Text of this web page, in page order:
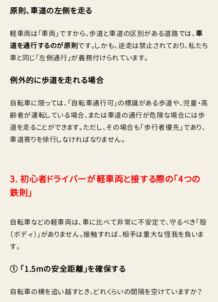
原則、車道の左側を走る
軽車両は「車両」ですから、歩道と車道の区別がある道路では、 車
道を通行するのが原則です。しかも、逆走は禁止されており、私たち
車と同じ「左側通行」が義務付けられています。
例外的に歩道を走れる場合
自転車に限っては、「自転車通行可」の標識がある歩道や、児童・高
齢者が運転している場合、または車道の通行が危険な場合には歩
道を走ることができます。ただし、その場合も「歩行者優先」であり、
車道寄りを徐行しなければなりません。
3. 初心者ドライバーが軽車両と接する際の「4つの
鉄則」
自転車などの軽車両は、車に比べて非常に不安定で、守るべき「殻
（ボディ）」がありません。接触すれば、相手は重大な怪我を負いま
す。
① 「1.5mの安全距離」を確保する
自転車の横を追い越すとき、どれくらいの間隔を空けていますか？